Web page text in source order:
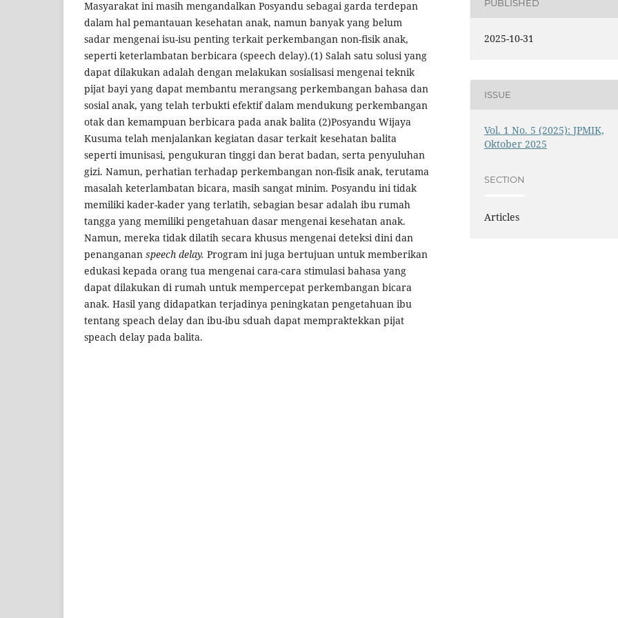
Masyarakat ini masih mengandalkan Posyandu sebagai garda terdepan
dalam hal pemantauan kesehatan anak, namun banyak yang belum
sadar mengenai isu-isu penting terkait perkembangan non-fisik anak,
seperti keterlambatan berbicara (speech delay).(1) Salah satu solusi yang
dapat dilakukan adalah dengan melakukan sosialisasi mengenai teknik
pijat bayi yang dapat membantu merangsang perkembangan bahasa dan
sosial anak, yang telah terbukti efektif dalam mendukung perkembangan
otak dan kemampuan berbicara pada anak balita (2)Posyandu Wijaya
Kusuma telah menjalankan kegiatan dasar terkait kesehatan balita
seperti imunisasi, pengukuran tinggi dan berat badan, serta penyuluhan
gizi. Namun, perhatian terhadap perkembangan non-fisik anak, terutama
masalah keterlambatan bicara, masih sangat minim. Posyandu ini tidak
memiliki kader-kader yang terlatih, sebagian besar adalah ibu rumah
tangga yang memiliki pengetahuan dasar mengenai kesehatan anak.
Namun, mereka tidak dilatih secara khusus mengenai deteksi dini dan
penanganan speech delay. Program ini juga bertujuan untuk memberikan
edukasi kepada orang tua mengenai cara-cara stimulasi bahasa yang
dapat dilakukan di rumah untuk mempercepat perkembangan bicara
anak. Hasil yang didapatkan terjadinya peningkatan pengetahuan ibu
tentang speach delay dan ibu-ibu sduah dapat mempraktekkan pijat
speach delay pada balita.
PUBLISHED
2025-10-31
ISSUE
Vol. 1 No. 5 (2025): JPMIK,
Oktober 2025
SECTION
Articles